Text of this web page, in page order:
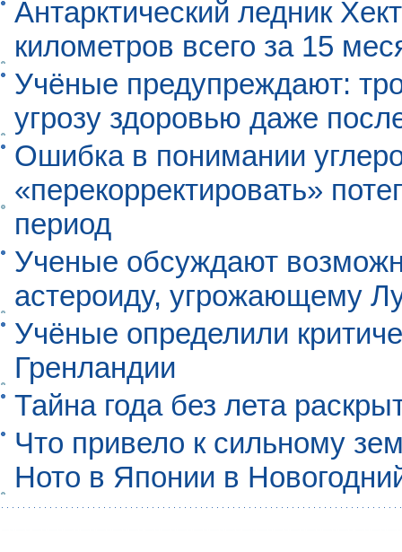
Антарктический ледник
километров всего за 15
Учёные предупреждают:
угрозу здоровью даже
Ошибка в понимании
«перекорректировать»
период
Ученые обсуждают
астероиду, угрожающему
Учёные определили
Гренландии
Тайна года без лета
Что привело к сильному
Ното в Японии в